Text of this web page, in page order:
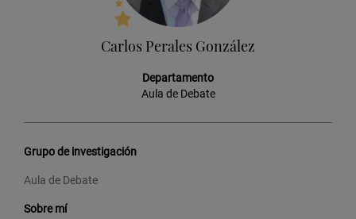
Carlos Perales González
Departamento
Aula de Debate
Grupo de investigación
Aula de Debate
Sobre mí